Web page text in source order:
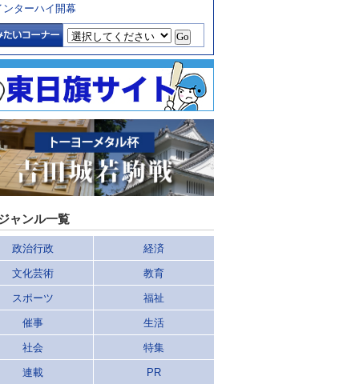
ンターハイ開幕
ャンル一覧
政治行政 経済
文化芸術 教育
スポーツ 福祉
催事 生活
社会 特集
連載 PR